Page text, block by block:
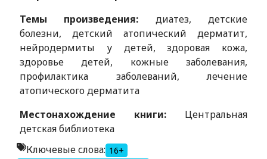
Темы произведения: диатез, детские
болезни, детский атопический дерматит,
нейродермиты у детей, здоровая кожа,
здоровье детей, кожные заболевания,
профилактика заболеваний, лечение
атопического дерматита
Местонахождение книги: Центральная
детская библиотека
Ключевые слова: 16+